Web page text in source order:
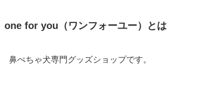
one for you（ワンフォーユー）とは
鼻ぺちゃ犬専門グッズショップです。